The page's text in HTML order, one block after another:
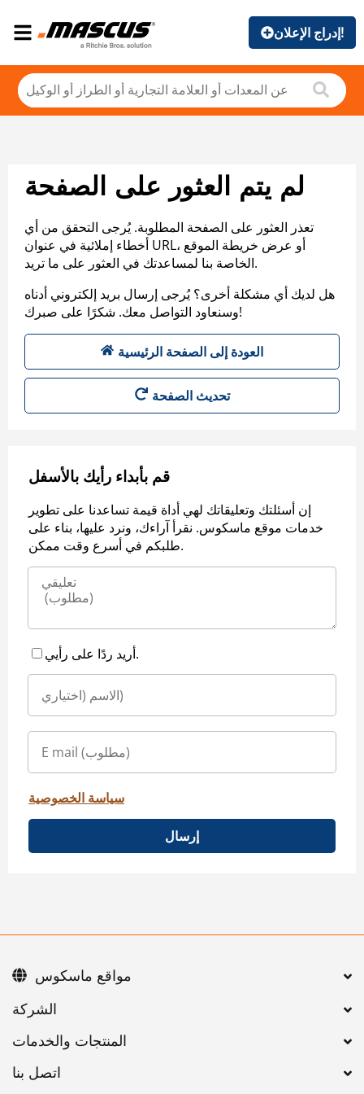
إدراج الإعلان!
لم يتم العثور على الصفحة
تعذر العثور على الصفحة المطلوبة. يُرجى التحقق من أي
أخطاء إملائية في عنوان URL، أو عرض خريطة الموقع
الخاصة بنا لمساعدتك في العثور على ما تريد.
هل لديك أي مشكلة أخرى؟ يُرجى إرسال بريد إلكتروني أدناه
وسنعاود التواصل معك. شكرًا على صبرك!
العودة إلى الصفحة الرئيسية
تحديث الصفحة
قم بأبداء رأيك بالأسفل
إن أسئلتك وتعليقاتك لهي أداة قيمة تساعدنا على تطوير
خدمات موقع ماسكوس. نقرأ آراءك، ونرد عليها، بناء على
طلبكم في أسرع وقت ممكن.
أريد ردًا على رأيي.
سياسة الخصوصية
إرسال
اتصل بنا
مواقع ماسكوس